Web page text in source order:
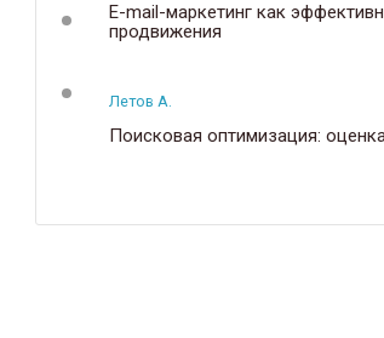
E-mail-маркетинг как
продвижения
Летов А.
Поисковая оптимизация: